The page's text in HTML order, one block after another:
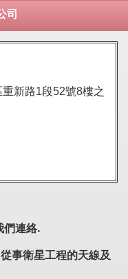
司
新路1段52號8樓之
們連絡.
事衛星工程的天線及